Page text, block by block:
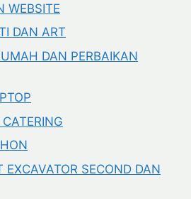
WEBSITE
DAN ART
DAN PERBAIKAN
SECOND DAN